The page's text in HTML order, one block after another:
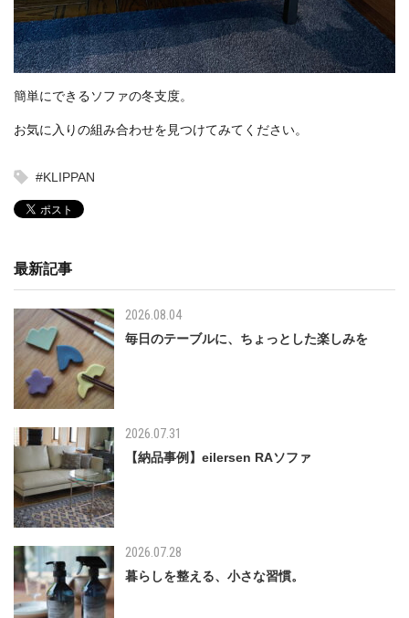
簡単にできるソファの冬支度。
お気に入りの組み合わせを見つけてみてください。
#KLIPPAN
最新記事
2026.08.04
毎日のテーブルに、ちょっとした楽しみを
2026.07.31
【納品事例】eilersen RAソファ
2026.07.28
暮らしを整える、小さな習慣。